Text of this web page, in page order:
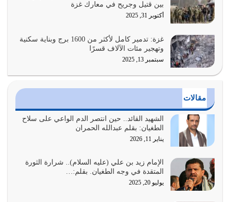
أراد الله لهذه الأمة ان تكون خير امة أخرجت للناس بالنهوض
بالأمر بالمعروف والنهي عن…
يوليو 25, 2026
الدين الذي شرعه الله لا يجوز أن يخضع لآرائنا وأهوائنا
أي أمة تتفرق في الدين وتتفرق في كيانها معناه أنها أصبحت
أمة عاجزة عن النهوض…
يوليو 23, 2026
بحبل الله جميعاً وليس كل…
يوليو 22, 2026
بين قتيل وجريح في معارك غزة
أكتوبر 31, 2025
غزة: تدمير كامل لأكثر من 1600 برج وبناية سكنية
وتهجير مئات الآلاف قسرًا
سبتمبر 13, 2025
مقالات
الشهيد القائد.. حين انتصر الدم الواعي على سلاح
الطغيان: بقلم عبدالله الحمران
يناير 11, 2026
الإمام زيد بن علي (عليه السلام).. شرارة الثورة
المتقدة في وجه الطغيان. بقلم:…
يوليو 20, 2025